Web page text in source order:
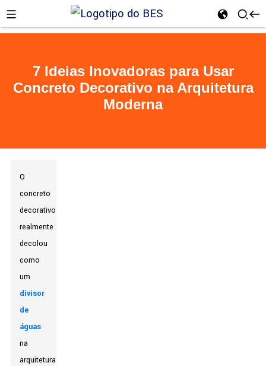
7 Ideias Inovadoras para Usar
Concreto Decorativo na Arquitetura
Moderna
O
concreto
decorativo
realmente
decolou
como
um
divisor
de
águas
na
arquitetura